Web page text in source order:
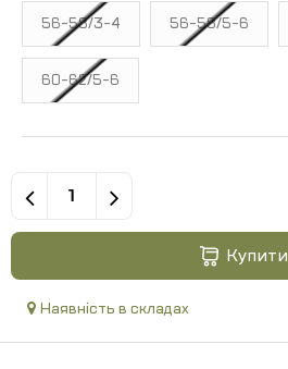
56-58/3-4 56-58/5-6
60-62/5-6
Купити
Наявність в складах